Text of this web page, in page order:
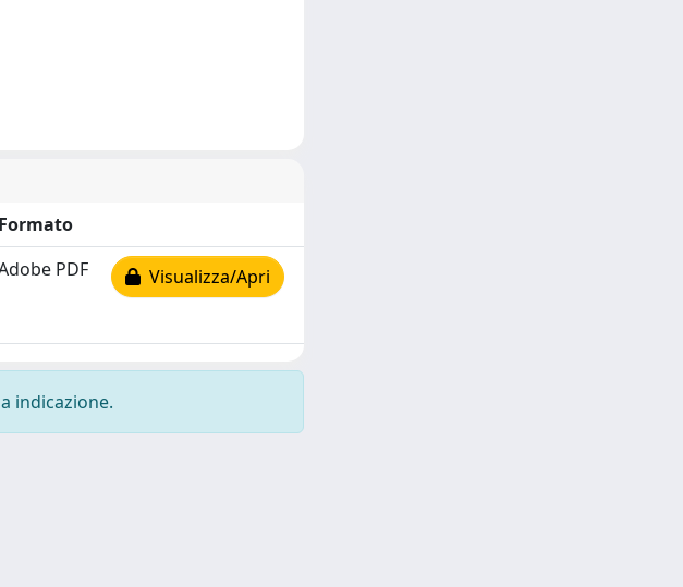
Formato
PDF Visualizza/Apri
indicazione.